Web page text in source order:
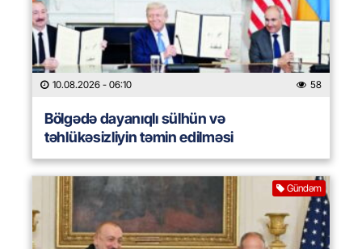
10.08.2026 - 06:10 58
Bölgədə dayanıqlı sülhün və
təhlükəsizliyin təmin edilməsi
Gündəm